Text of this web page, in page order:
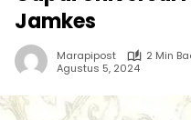
Jamkes
Marapipost
2 Min
Agustus 5, 2024